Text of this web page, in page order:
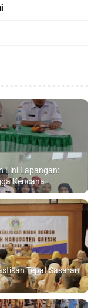
Lini Lapangan:
Kencana
Tepat Sasaran